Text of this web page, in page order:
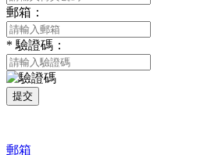
郵箱：
* 驗證碼：
提交
郵箱